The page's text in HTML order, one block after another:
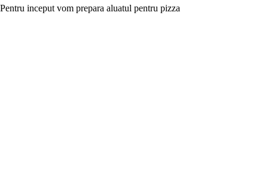
Pentru inceput vom prepara aluatul pentru pizza